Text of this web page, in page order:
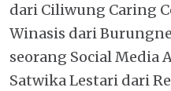
dari Ciliwung Caring
Winasis dari
seorang Social Media
Satwika Lestari dari